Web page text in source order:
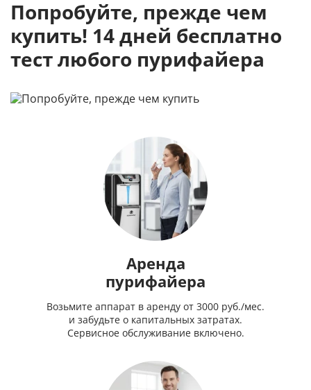
Попробуйте, прежде чем
купить! 14 дней бесплатно
тест любого пурифайера
Аренда
пурифайера
Возьмите аппарат в аренду от 3000 руб./мес.
и забудьте о капитальных затратах.
Сервисное обслуживание включено.